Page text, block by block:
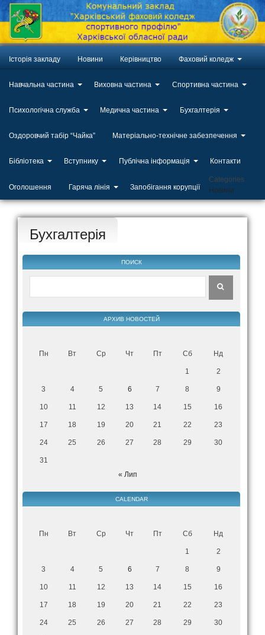
Історія закладу Новини Керівництво Фаховий коледж
Навчальна частина Виховна частина Спортивна частина
Психологічна служба Медична частина Бухгалтерія
Оздоровчий табір “Чайка” Матеріально-технічне забезпечення
Бібліотека Вступнику Публічна інформація Контакти
Оголошення Гаряча лінія Запобігання корупції
Categories
Новини
Бухгалтерія
ПОИСК
АРХИВ НОВОСТЕЙ
Пн Вт Ср Чт Пт Сб Нд
1 2
3 4 5 6 7 8 9
10 11 12 13 14 15 16
17 18 19 20 21 22 23
24 25 26 27 28 29 30
31
« Лип
CALENDAR
Пн Вт Ср Чт Пт Сб Нд
1 2
3 4 5 6 7 8 9
10 11 12 13 14 15 16
17 18 19 20 21 22 23
24 25 26 27 28 29 30